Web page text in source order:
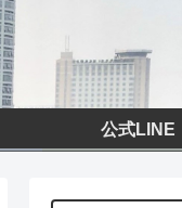
公式LINE